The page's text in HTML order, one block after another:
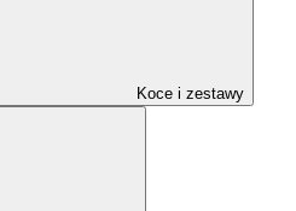
Koce i zestawy